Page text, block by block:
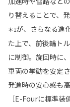
り替えることで、
＊1が、さらなる進
た上で、前後輪ト
に制御。旋回時に
車両の挙動を安定
発進時の安心感も
［E-Fourに標準装備